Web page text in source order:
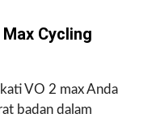
Cycling
VO 2 max Anda
badan dalam